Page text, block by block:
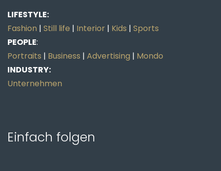
LIFESTYLE:
Fashion | Still life | Interior | Kids | Sports
PEOPLE:
Portraits | Business | Advertising | Mondo
INDUSTRY:
Unternehmen
Einfach folgen